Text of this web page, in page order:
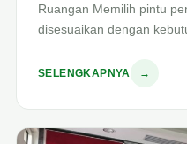
Ruangan Memilih pintu
disesuaikan dengan
SELENGKAPNYA →